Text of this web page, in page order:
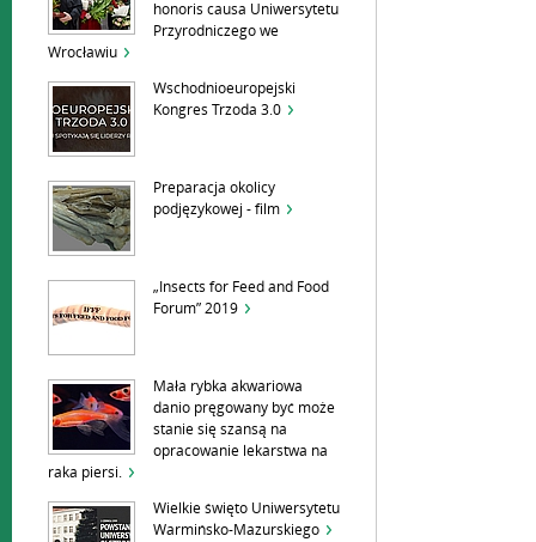
honoris causa Uniwersytetu
Przyrodniczego we
Wrocławiu
Wschodnioeuropejski
Kongres Trzoda 3.0
Preparacja okolicy
podjęzykowej - film
„Insects for Feed and Food
Forum” 2019
Mała rybka akwariowa
danio pręgowany być może
stanie się szansą na
opracowanie lekarstwa na
raka piersi.
Wielkie święto Uniwersytetu
Warmińsko-Mazurskiego